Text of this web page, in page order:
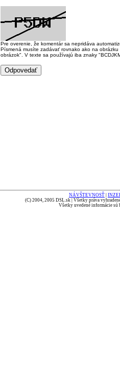
Pre overenie, že komentár sa nepridáva
Písmená musíte zadávať rovnako ako na
obrázok". V texte sa používajú iba znaky
NÁVŠTEVNOSŤ
(C) 2004, 2005 DSL.sk | Všetky práva
Všetky uvedené informácie sú